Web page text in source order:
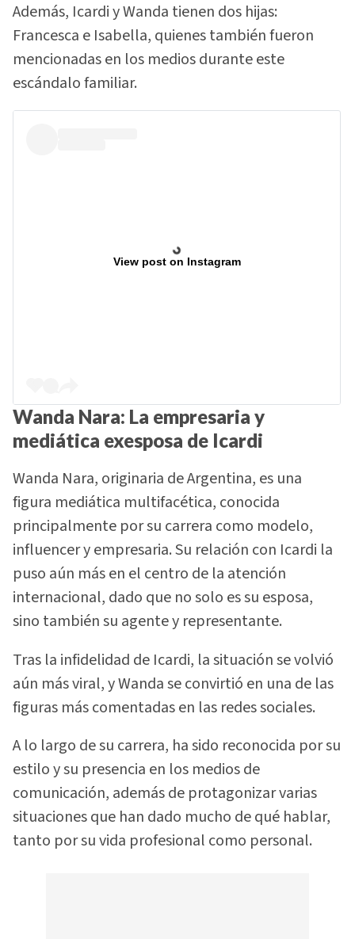
Además, Icardi y Wanda tienen dos hijas:
Francesca e Isabella, quienes también fueron
mencionadas en los medios durante este
escándalo familiar.
View post on Instagram
Wanda Nara: La empresaria y
mediática exesposa de Icardi
Wanda Nara, originaria de Argentina, es una
figura mediática multifacética, conocida
principalmente por su carrera como modelo,
influencer y empresaria. Su relación con Icardi la
puso aún más en el centro de la atención
internacional, dado que no solo es su esposa,
sino también su agente y representante.
Tras la infidelidad de Icardi, la situación se volvió
aún más viral, y Wanda se convirtió en una de las
figuras más comentadas en las redes sociales.
A lo largo de su carrera, ha sido reconocida por su
estilo y su presencia en los medios de
comunicación, además de protagonizar varias
situaciones que han dado mucho de qué hablar,
tanto por su vida profesional como personal.